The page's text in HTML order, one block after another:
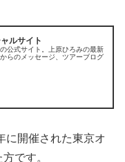
ルサイト
公式サイト。上原ひろみの最新
らのメッセージ、ツアーブログ
に開催された東京オ
です。